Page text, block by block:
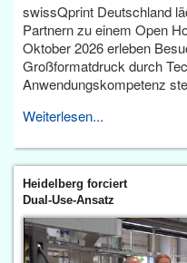
swissQprint Deutschland
Partnern zu einem Open
Oktober 2026 erleben
Großformatdruck durch
Anwendungskompetenz
Weiterlesen...
Heidelberg forciert
Dual-Use-Ansatz